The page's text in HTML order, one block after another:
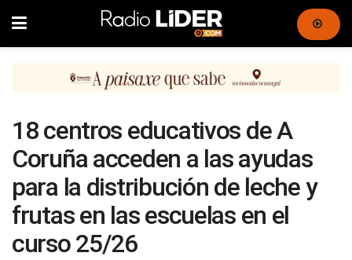
18 centros educativos de A
Coruña acceden a las ayudas
para la distribución de leche y
frutas en las escuelas en el
curso 25/26